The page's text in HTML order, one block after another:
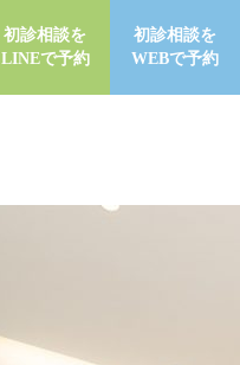
初診相談を
LINEで予約
初診相談を
WEBで予約